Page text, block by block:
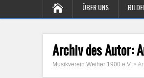
ÜBER UNS
Archiv des Autor:
Musikverein Weiher 1900 e.V. >